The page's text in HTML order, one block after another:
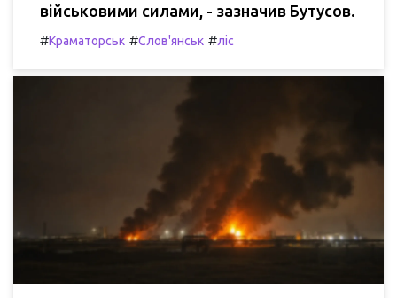
військовими силами, - зазначив Бутусов.
#Краматорськ #Слов'янськ #ліс